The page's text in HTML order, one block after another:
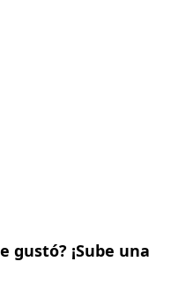
gustó? ¡Sube una